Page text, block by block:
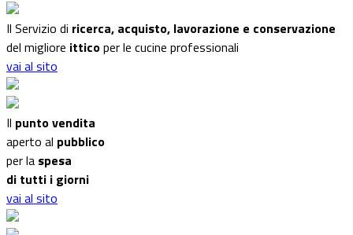
Il Servizio di ricerca, acquisto, lavorazione e conservazione
del migliore itticoper le cucine professionali
vai al sito
Il punto vendita
aperto al pubblico
per la spesa
di tutti i giorni
vai al sito